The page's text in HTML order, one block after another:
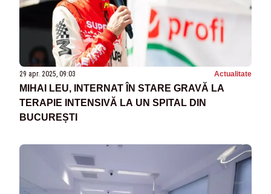
29 apr. 2025, 09:03 Actualitate
MIHAI LEU, INTERNAT ÎN STARE GRAVĂ LA
TERAPIE INTENSIVĂ LA UN SPITAL DIN
BUCUREȘTI